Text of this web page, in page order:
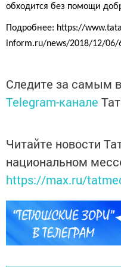
обходится без помощи
Подробнее: https://
inform.ru/news/2018/12/06/
Следите за самым
Telegram-канале
Читайте новости
национальном
https://max.ru/